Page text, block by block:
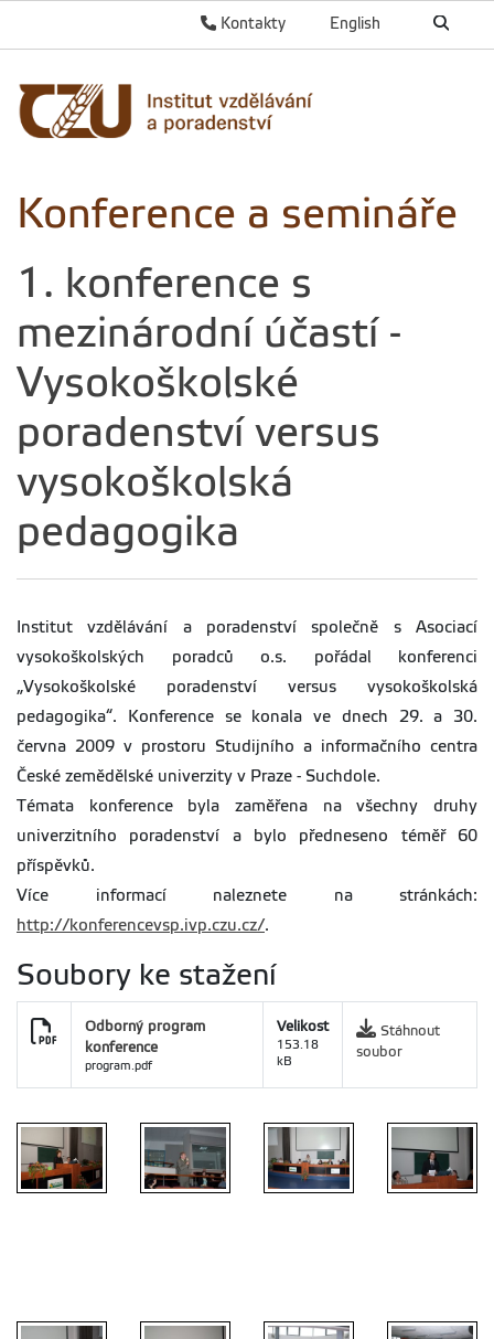
English
Kontakty
Konference a semináře
1. konference s
mezinárodní účastí -
Vysokoškolské
poradenství versus
vysokoškolská
pedagogika
Institut vzdělávání a poradenství společně s Asociací
vysokoškolských poradců o.s. pořádal konferenci
„Vysokoškolské poradenství versus vysokoškolská
pedagogika“. Konference se konala ve dnech 29. a 30.
června 2009 v prostoru Studijního a informačního centra
České zemědělské univerzity v Praze - Suchdole.
Témata konference byla zaměřena na všechny druhy
univerzitního poradenství a bylo předneseno téměř 60
příspěvků.
Více informací naleznete na stránkách:
http://konferencevsp.ivp.czu.cz/.
Soubory ke stažení
Odborný program
konference
program.pdf
Velikost
153.18
kB
Stáhnout
soubor